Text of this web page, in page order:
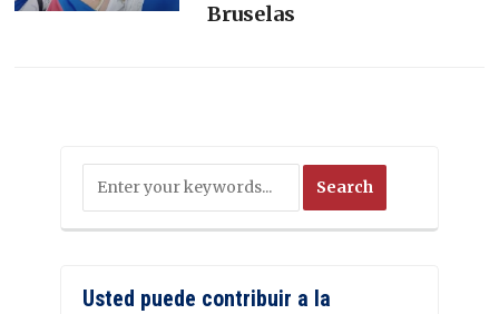
Bruselas
Usted puede contribuir a la